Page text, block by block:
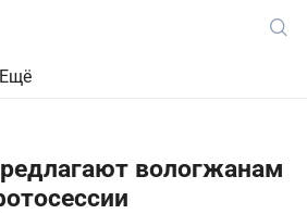
Ещё
вологжанам